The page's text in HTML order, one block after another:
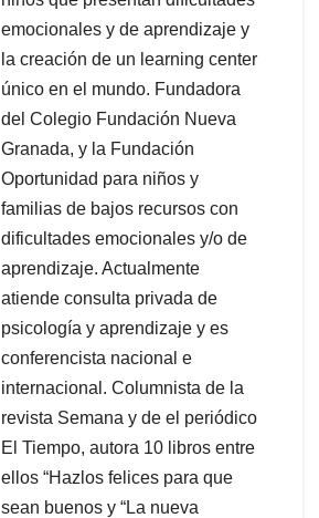
emocionales y de aprendizaje y
la creación de un learning center
único en el mundo. Fundadora
del Colegio Fundación Nueva
Granada, y la Fundación
Oportunidad para niños y
familias de bajos recursos con
dificultades emocionales y/o de
aprendizaje. Actualmente
atiende consulta privada de
psicología y aprendizaje y es
conferencista nacional e
internacional. Columnista de la
revista Semana y de el periódico
El Tiempo, autora 10 libros entre
ellos “Hazlos felices para que
sean buenos y “La nueva